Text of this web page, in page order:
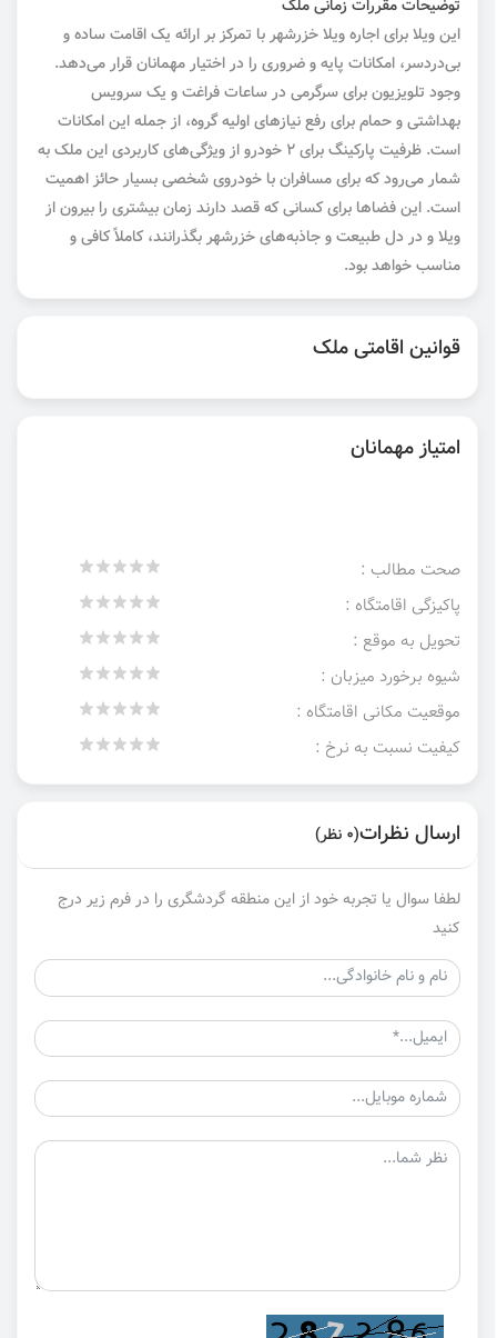
توضیحات مقررات زمانی ملک
این ویلا برای اجاره ویلا خزرشهر با تمرکز بر ارائه یک اقامت ساده و
بی‌دردسر، امکانات پایه و ضروری را در اختیار مهمانان قرار می‌دهد.
وجود تلویزیون برای سرگرمی در ساعات فراغت و یک سرویس
بهداشتی و حمام برای رفع نیازهای اولیه گروه، از جمله این امکانات
است. ظرفیت پارکینگ برای ۲ خودرو از ویژگی‌های کاربردی این ملک به
شمار می‌رود که برای مسافران با خودروی شخصی بسیار حائز اهمیت
است. این فضاها برای کسانی که قصد دارند زمان بیشتری را بیرون از
ویلا و در دل طبیعت و جاذبه‌های خزرشهر بگذرانند، کاملاً کافی و
مناسب خواهد بود.
قوانین اقامتی ملک
امتیاز مهمانان
صحت مطالب :
پاکیزگی اقامتگاه :
تحویل به موقع :
شیوه برخورد میزبان :
موقعیت مکانی اقامتگاه :
کیفیت نسبت به نرخ :
ارسال نظرات(0 نظر)
لطفا سوال یا تجربه خود از این منطقه گردشگری را در فرم زیر درج
کنید